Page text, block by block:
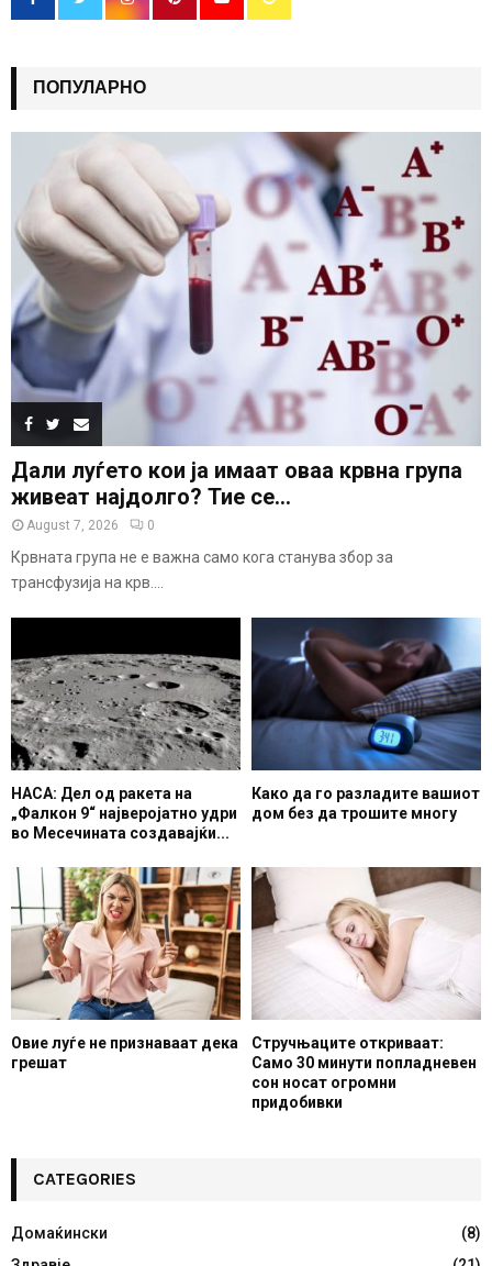
ПОПУЛАРНО
Дали луѓето кои ја имаат оваа крвна група
живеат најдолго? Тие се...
August 7, 2026 0
Крвната група не е важна само кога станува збор за
трансфузија на крв....
НАСА: Дел од ракета на
„Фалкон 9“ најверојатно удри
во Месечината создавајќи...
Како да го разладите вашиот
дом без да трошите многу
Овие луѓе не признаваат дека
грешат
Стручњаците откриваат:
Само 30 минути попладневен
сон носат огромни
придобивки
CATEGORIES
Домаќински
(8)